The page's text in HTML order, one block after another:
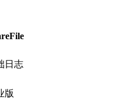
日志
版